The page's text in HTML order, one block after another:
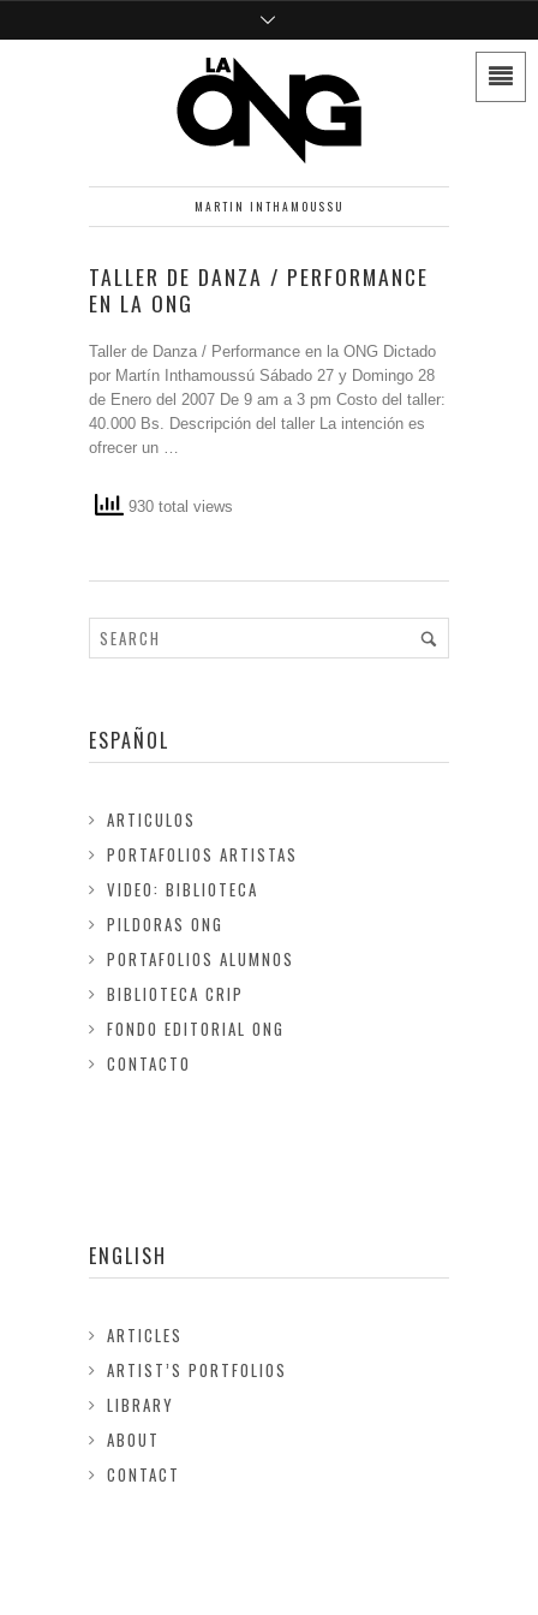
MARTIN INTHAMOUSSU
TALLER DE DANZA / PERFORMANCE
EN LA ONG
Taller de Danza / Performance en la ONG Dictado
por Martín Inthamoussú Sábado 27 y Domingo 28
de Enero del 2007 De 9 am a 3 pm Costo del taller:
40.000 Bs. Descripción del taller La intención es
ofrecer un …
930 total views
ESPAÑOL
ARTICULOS
PORTAFOLIOS ARTISTAS
VIDEO: BIBLIOTECA
PILDORAS ONG
PORTAFOLIOS ALUMNOS
BIBLIOTECA CRIP
FONDO EDITORIAL ONG
CONTACTO
ENGLISH
ARTICLES
ARTIST’S PORTFOLIOS
LIBRARY
ABOUT
CONTACT